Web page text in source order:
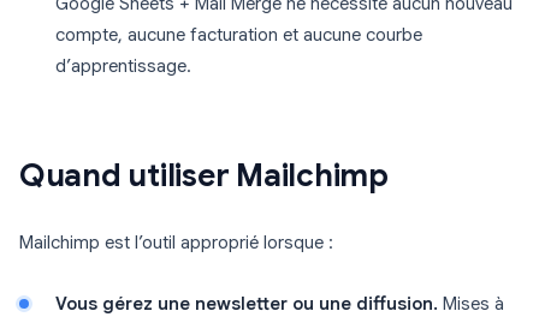
compte, aucune facturation et aucune courbe
d’apprentissage.
Quand utiliser Mailchimp
Mailchimp est l’outil approprié lorsque :
Vous gérez une newsletter ou une diffusion. Mises à